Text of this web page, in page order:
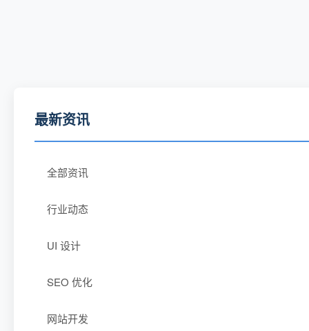
最新资讯
全部资讯
行业动态
UI 设计
SEO 优化
网站开发